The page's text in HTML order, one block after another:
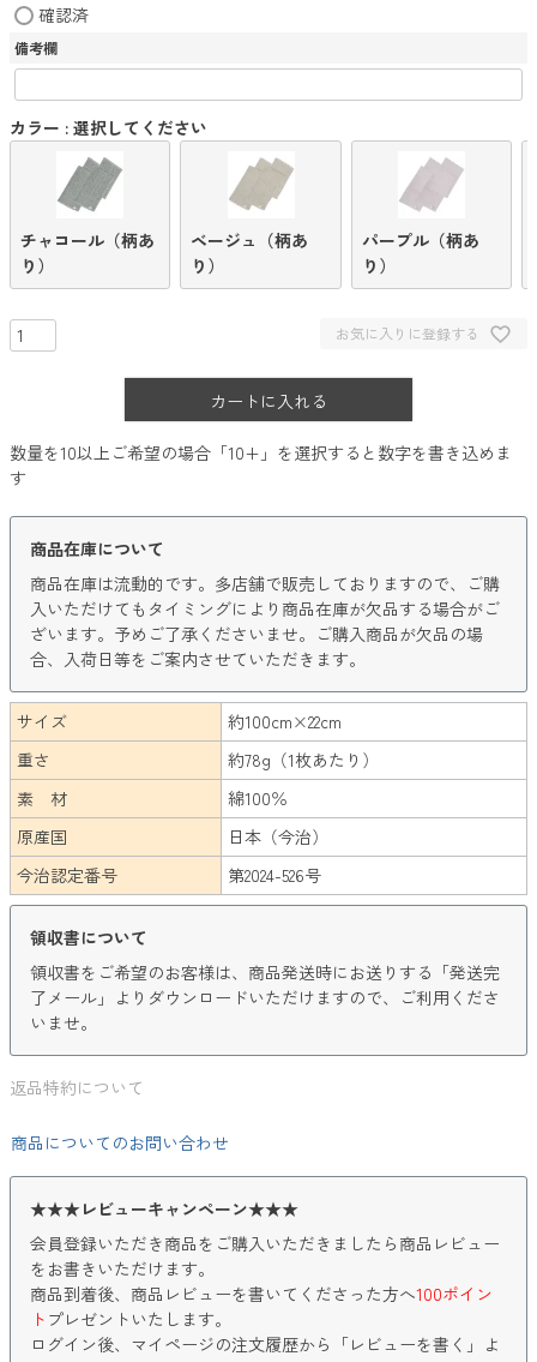
)
確認済
備考欄
カラー 選択してください
チャコール（柄あ
り）
ベージュ（柄あ
り）
パープル（柄あ
り）
お気に入りに登録する
カートに入れる
数量を10以上ご希望の場合「10+」を選択すると数字を書き込めま
す
商品在庫について
商品在庫は流動的です。多店舗で販売しておりますので、ご購
入いただけてもタイミングにより商品在庫が欠品する場合がご
ざいます。予めご了承くださいませ。ご購入商品が欠品の場
合、入荷日等をご案内させていただきます。
サイズ
約100cm×22cm
重さ
約78g（1枚あたり）
素 材
綿100％
原産国
日本（今治）
今治認定番号
第2024-526号
領収書について
領収書をご希望のお客様は、商品発送時にお送りする「発送完
了メール」よりダウンロードいただけますので、ご利用くださ
いませ。
返品特約について
商品についてのお問い合わせ
★★★レビューキャンペーン★★★
会員登録いただき商品をご購入いただきましたら商品レビュー
をお書きいただけます。
商品到着後、商品レビューを書いてくださった方へ100ポイン
ト プレゼントいたします。
ログイン後、マイページの注文履歴から「レビューを書く」よ